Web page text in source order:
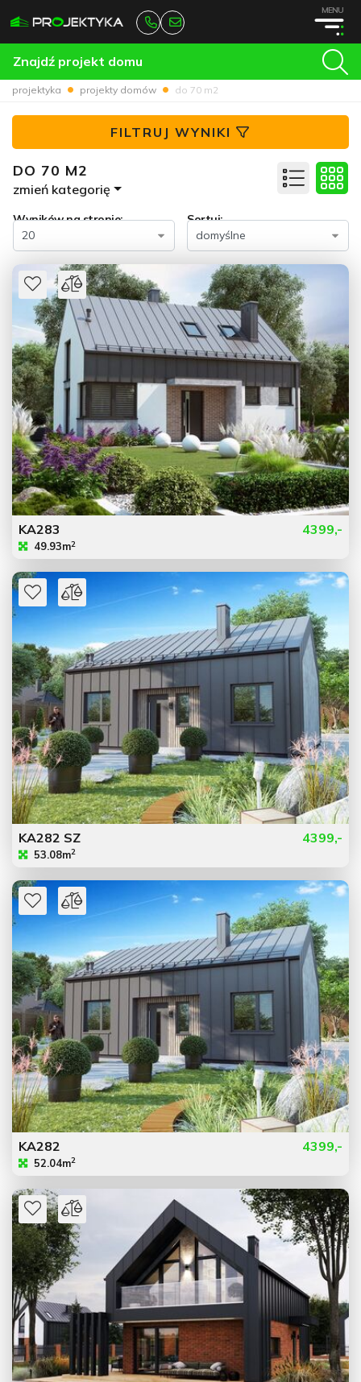
MENU
Znajdź projekt domu
projektyka projekty domów do 70 m2
FILTRUJ WYNIKI
DO 70 M2
zmień kategorię
Wyników na stronie: Sortuj:
KA283
49.93m2
4399,-
KA282 SZ
53.08m2
4399,-
KA282
52.04m2
4399,-